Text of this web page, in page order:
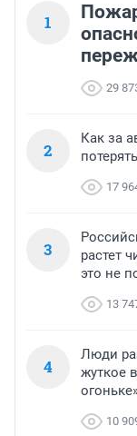
1
29
2
Как за
17
3
растет
это не
13
4
Люди
жуткое
10